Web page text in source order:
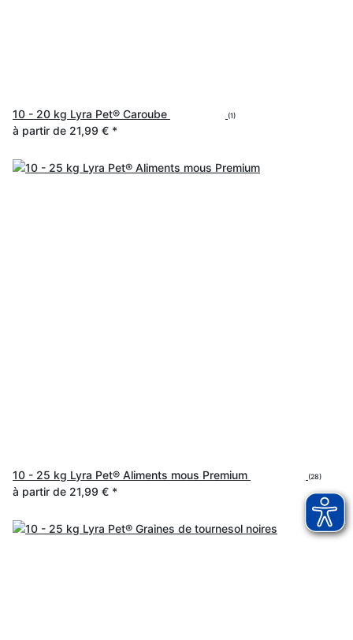
10 - 20 kg Lyra Pet® Caroube (1)
à partir de 21,99 € *
10 - 25 kg Lyra Pet® Aliments mous Premium (28)
à partir de 21,99 € *